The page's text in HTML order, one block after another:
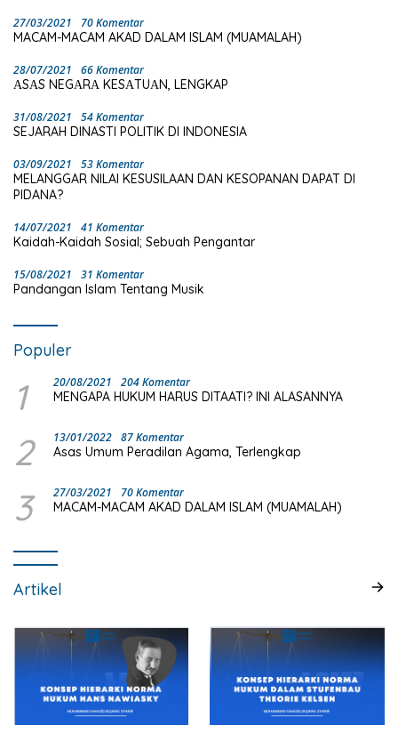
27/03/2021 70 Komentar
MACAM-MACAM AKAD DALAM ISLAM (MUAMALAH)
28/07/2021 66 Komentar
ΑSΑS NEGΑRΑ KESΑTUΑN, LENGKAP
31/08/2021 54 Komentar
SEJARAH DINASTI POLITIK DI INDONESIA
03/09/2021 53 Komentar
MELANGGAR NILAI KESUSILAAN DAN KESOPANAN DAPAT DI
PIDANA?
14/07/2021 41 Komentar
Kaidah-Kaidah Sosial; Sebuah Pengantar
15/08/2021 31 Komentar
Pandangan Islam Tentang Musik
Populer
1 20/08/2021 204 Komentar
MENGAPA HUKUM HARUS DITAATI? INI ALASANNYA
2 13/01/2022 87 Komentar
Asas Umum Peradilan Agama, Terlengkap
3 27/03/2021 70 Komentar
MACAM-MACAM AKAD DALAM ISLAM (MUAMALAH)
Artikel